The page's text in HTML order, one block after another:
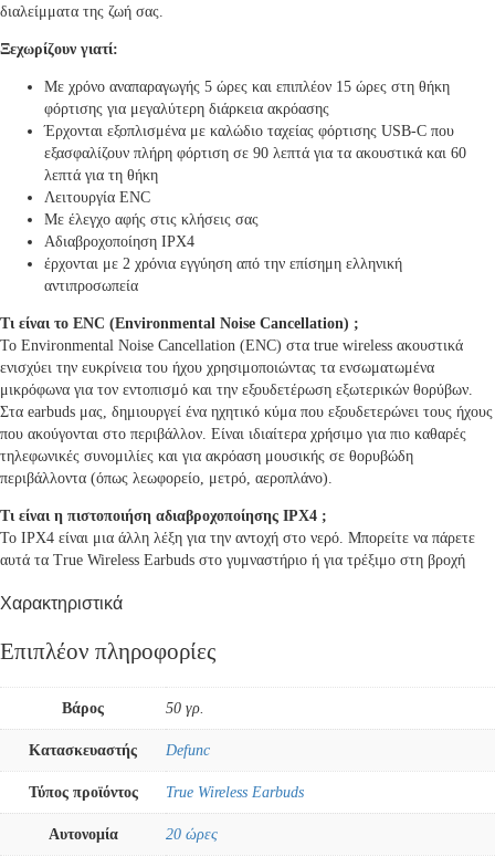
διαλείμματα της ζωή σας.
Ξεχωρίζουν γιατί:
Με χρόνο αναπαραγωγής 5 ώρες και επιπλέον 15 ώρες στη θήκη
φόρτισης για μεγαλύτερη διάρκεια ακρόασης
Έρχονται εξοπλισμένα με καλώδιο ταχείας φόρτισης USB-C που
εξασφαλίζουν πλήρη φόρτιση σε 90 λεπτά για τα ακουστικά και 60
λεπτά για τη θήκη
Λειτουργία ENC
Με έλεγχο αφής στις κλήσεις σας
Αδιαβροχοποίηση IPX4
έρχονται με 2 χρόνια εγγύηση από την επίσημη ελληνική
αντιπροσωπεία
Τι είναι το ENC (Environmental Noise Cancellation) ;
Το Environmental Noise Cancellation (ENC) στα true wireless ακουστικά
ενισχύει την ευκρίνεια του ήχου χρησιμοποιώντας τα ενσωματωμένα
μικρόφωνα για τον εντοπισμό και την εξουδετέρωση εξωτερικών θορύβων.
Στα earbuds μας, δημιουργεί ένα ηχητικό κύμα που εξουδετερώνει τους ήχους
που ακούγονται στο περιβάλλον. Είναι ιδιαίτερα χρήσιμο για πιο καθαρές
τηλεφωνικές συνομιλίες και για ακρόαση μουσικής σε θορυβώδη
περιβάλλοντα (όπως λεωφορείο, μετρό, αεροπλάνο).
Τι είναι η πιστοποιήση αδιαβροχοποίησης IPX4 ;
Το IPX4 είναι μια άλλη λέξη για την αντοχή στο νερό. Μπορείτε να πάρετε
αυτά τα True Wireless Earbuds στο γυμναστήριο ή για τρέξιμο στη βροχή
Χαρακτηριστικά
Επιπλέον πληροφορίες
Βάρος 50 γρ.
Κατασκευαστής Defunc
Τύπος προϊόντος True Wireless Earbuds
Αυτονομία 20 ώρες